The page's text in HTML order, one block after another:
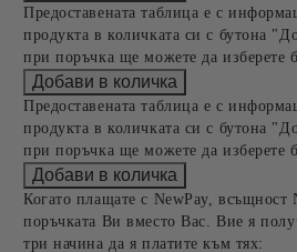
Предоставената таблица е с
продукта в количката си с бутона
при поръчка ще можете да изберете
Предоставената таблица е с
продукта в количката си с бутона
при поръчка ще можете да изберете
Когато плащате с NewPay, всъщност
поръчката Ви вместо Вас. Вие я
три начина да я платите към тях: